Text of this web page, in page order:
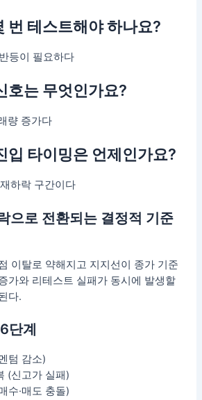
번 테스트해야 하나요?
등이 필요하다
호는 무엇인가요?
량 증가다
입 타이밍은 언제인가요?
하락 구간이다
으로 전환되는 결정적 기준
이탈로 약해지고 지지선이 종가 기준
가와 리테스트 실패가 동시에 발생할
다.
단계
텀 감소)
(신고가 실패)
수·매도 충돌)